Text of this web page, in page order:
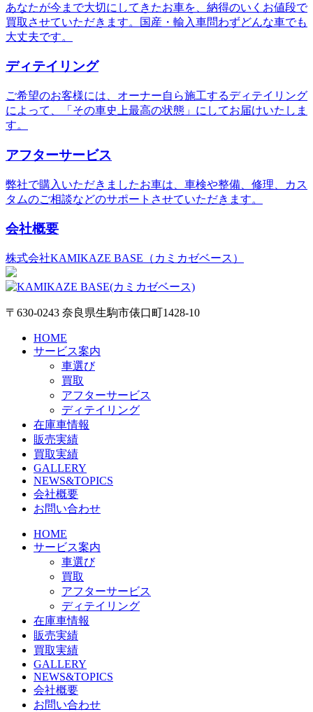
あなたが今まで大切にしてきたお車を、納得のいくお値段で
買取させていただきます。国産・輸入車問わずどんな車でも
大丈夫です。
ディテイリング
ご希望のお客様には、オーナー自ら施工するディテイリング
によって、「その車史上最高の状態」にしてお届けいたしま
す。
アフターサービス
弊社で購入いただきましたお車は、車検や整備、修理、カス
タムのご相談などのサポートさせていただきます。
会社概要
株式会社KAMIKAZE BASE（カミカゼベース）
〒630-0243 奈良県生駒市俵口町1428-10
HOME
サービス案内
車選び
買取
アフターサービス
ディテイリング
在庫車情報
販売実績
買取実績
GALLERY
NEWS&TOPICS
会社概要
お問い合わせ
HOME
サービス案内
車選び
買取
アフターサービス
ディテイリング
在庫車情報
販売実績
買取実績
GALLERY
NEWS&TOPICS
会社概要
お問い合わせ